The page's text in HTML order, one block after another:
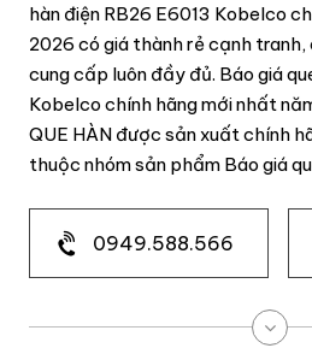
hàn điện RB26 E6013 Kobelco
2026 có giá thành rẻ cạnh
cung cấp luôn đầy đủ. Báo giá
Kobelco chính hãng mới nhất
QUE HÀN được sản xuất chính
thuộc nhóm sản phẩm Báo giá
0949.588.566